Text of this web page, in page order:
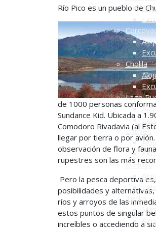
Cholila
Lago
Epuyén
El Hoyo
Tecka
Río Pico es un pueblo de
de 1000 personas
Sundance Kid. Ubicada a
Comodoro Rivadavia (al
llegar por tierra o por
observación de flora y
rupestres son las más
Pero la pesca deportiva
posibilidades y alternativas,
ríos y arroyos de las
estos puntos de singular
increíbles o accediendo a